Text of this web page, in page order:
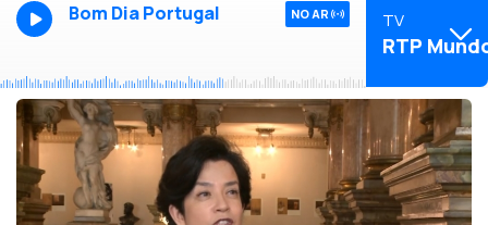
Bom Dia Portugal NO AR TV
RTP